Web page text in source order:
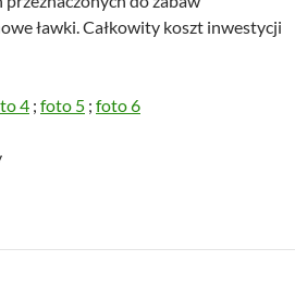
ławki. Całkowity koszt inwestycji
4 ; foto 5 ; foto 6